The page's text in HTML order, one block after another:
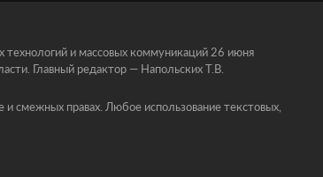
и массовых коммуникаций 26 июня
Главный редактор — Напольских Т.В.
смежных правах. Любое использование текстовых,